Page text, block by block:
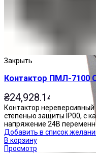
Закрыть
Контактор ПМЛ-7100
₴24,928.14
Контактор нереверсивный
степенью защиты IP00, с
напряжение 24В
Добавить в список
В корзину
Просмотр